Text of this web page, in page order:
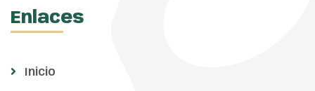
Enlaces
Inicio